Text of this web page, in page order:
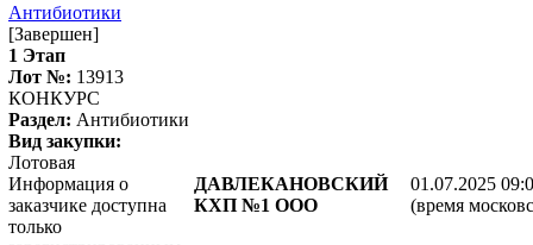
Антибиотики
[Завершен]
1 Этап
Лот №: 13913
КОНКУРС
Раздел: Антибиотики
Вид закупки:
Лотовая
Информация о
заказчике доступна
только
ДАВЛЕКАНОВСКИЙ
КХП №1 ООО
01.07.2025
(время